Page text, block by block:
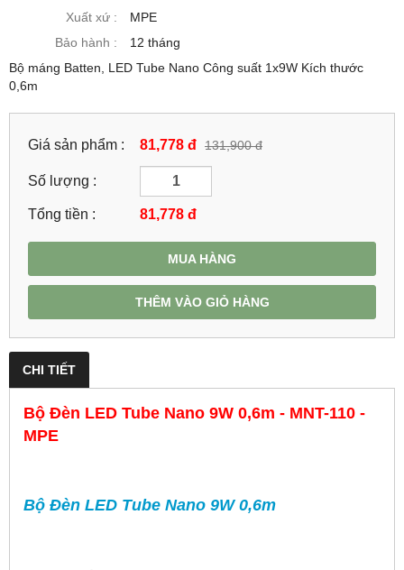
Xuất xứ :
MPE
Bảo hành :
12 tháng
Bộ máng Batten, LED Tube Nano Công suất 1x9W Kích thước
0,6m
Giá sản phẩm : 81,778 đ 131,900 đ
Số lượng :
Tổng tiền : 81,778 đ
MUA HÀNG
THÊM VÀO GIỎ HÀNG
CHI TIẾT
Bộ Đèn LED Tube Nano 9W 0,6m - MNT-110 -
MPE
Bộ Đèn LED Tube Nano 9W 0,6m